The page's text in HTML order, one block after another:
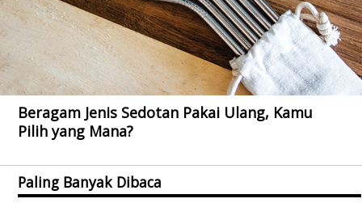
Beragam Jenis Sedotan Pakai Ulang, Kamu
Pilih yang Mana?
Paling Banyak Dibaca